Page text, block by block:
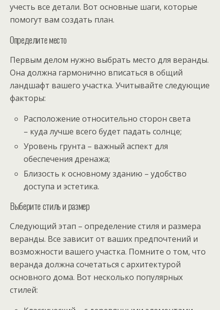
учесть все детали. Вот основные шаги, которые
помогут вам создать план.
Определите место
Первым делом нужно выбрать место для веранды.
Она должна гармонично вписаться в общий
ландшафт вашего участка. Учитывайте следующие
факторы:
Расположение относительно сторон света
– куда лучше всего будет падать солнце;
Уровень грунта – важный аспект для
обеспечения дренажа;
Близость к основному зданию – удобство
доступа и эстетика.
Выберите стиль и размер
Следующий этап – определение стиля и размера
веранды. Все зависит от ваших предпочтений и
возможности вашего участка. Помните о том, что
веранда должна сочетаться с архитектурой
основного дома. Вот несколько популярных
стилей: